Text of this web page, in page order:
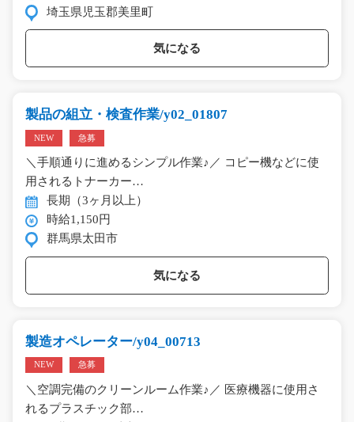
埼玉県児玉郡美里町
気になる
製品の組立・検査作業/y02_01807
NEW 急募
＼手順通りに進めるシンプル作業♪／ コピー機などに使
用されるトナーカー…
長期（3ヶ月以上）
時給1,150円
群馬県太田市
気になる
製造オペレーター/y04_00713
NEW 急募
＼空調完備のクリーンルーム作業♪／ 医療機器に使用さ
れるプラスチック部…